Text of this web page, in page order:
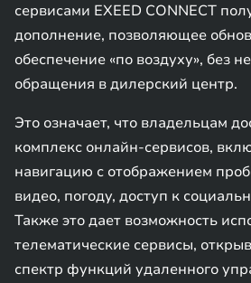
сервисами EXEED CONNECT
дополнение, позволяющее
обеспечение «по воздуху», без
обращения в дилерский центр.
Это означает, что владельцам
комплекс онлайн-сервисов,
навигацию с отображением
видео, погоду, доступ к
Также это дает возможность
телематические сервисы,
спектр функций удаленного